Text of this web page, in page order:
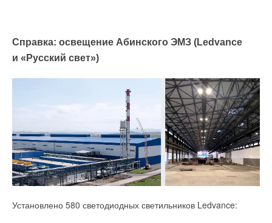
Справка: освещение Абинского ЭМЗ (Ledvance
и «Русский свет»)
Установлено 580 светодиодных светильников Ledvance: